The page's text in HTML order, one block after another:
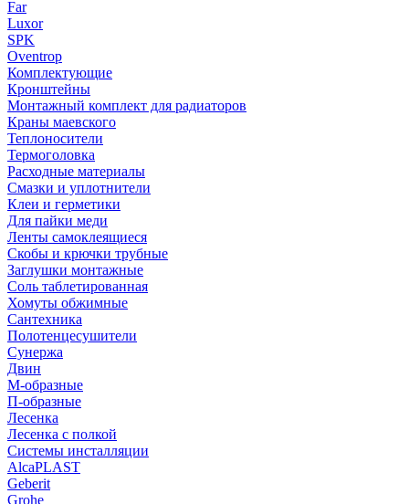
Far
Luxor
SPK
Oventrop
Комплектующие
Кронштейны
Монтажный комплект для радиаторов
Краны маевского
Теплоносители
Термоголовка
Расходные материалы
Смазки и уплотнители
Клеи и герметики
Для пайки меди
Ленты самоклеящиеся
Скобы и крючки трубные
Заглушки монтажные
Соль таблетированная
Хомуты обжимные
Сантехника
Полотенцесушители
Сунержа
Двин
М-образные
П-образные
Лесенка
Лесенка с полкой
Системы инсталляции
AlcaPLAST
Geberit
Grohe